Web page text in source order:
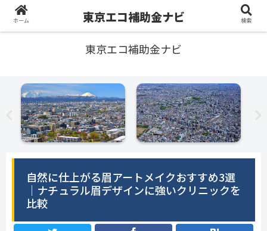
東京エコ補助金ナビ
自然に仕上がる眉アートメイクおすすめ3選
｜ナチュラル眉デザインに強いクリニックを
比較
ホーム 東京エコ補助金ナビ 検索